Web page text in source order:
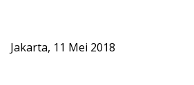
Jakarta, 11 Mei 2018